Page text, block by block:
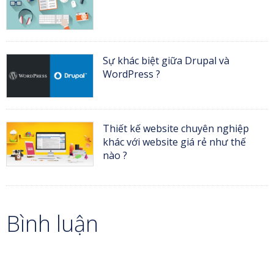
Sự khác biệt giữa Drupal và
WordPress ?
Thiết kế website chuyên nghiệp
khác với website giá rẻ như thế
nào ?
Bình luận